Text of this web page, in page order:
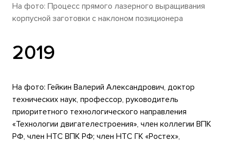
На фото: Процесс прямого лазерного выращивания
корпусной заготовки с наклоном позиционера
2019
На фото: Гейкин Валерий Александрович, доктор
технических наук, профессор, руководитель
приоритетного технологического направления
«Технологии двигателестроения», член коллегии ВПК
РФ, член НТС ВПК РФ; член НТС ГК «Ростех»,